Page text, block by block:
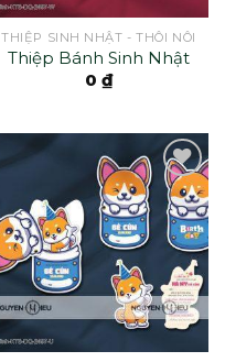
THIỆP SINH NHẬT - THÔI NÔI
Thiệp Bánh Sinh Nhật
0 ₫